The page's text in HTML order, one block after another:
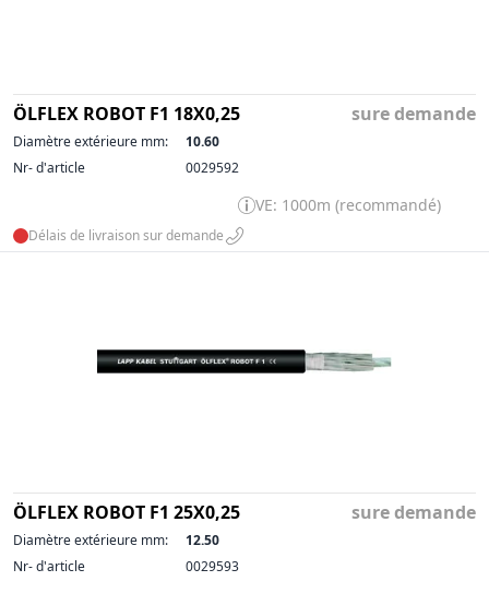
ÖLFLEX ROBOT F1 18X0,25 sure demande
Diamètre extérieure mm:
10.60
Nr- d'article
0029592
VE: 1000m (recommandé)
Délais de livraison sur demande
ÖLFLEX ROBOT F1 25X0,25 sure demande
Diamètre extérieure mm:
12.50
Nr- d'article
0029593